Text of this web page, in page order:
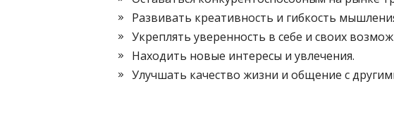
Развивать креативность и гибкость
Укреплять уверенность в себе и своих
Находить новые интересы и увлечения.
Улучшать качество жизни и общение с